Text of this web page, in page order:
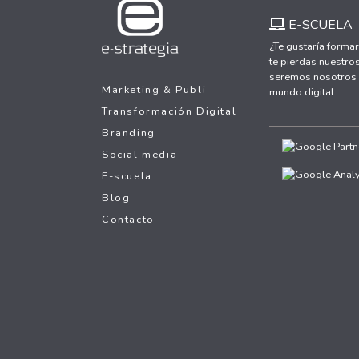
Marketing & Publi
Transformación Digital
Branding
Social media
E-scuela
Blog
Contacto
E-SCUELA
¿Te gustaría
te pierdas
seremos
mundo digital.